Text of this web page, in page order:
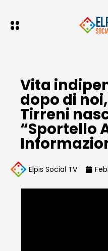
Vita
dopo di
Tirreni
“Sportello
Elpis Social TV